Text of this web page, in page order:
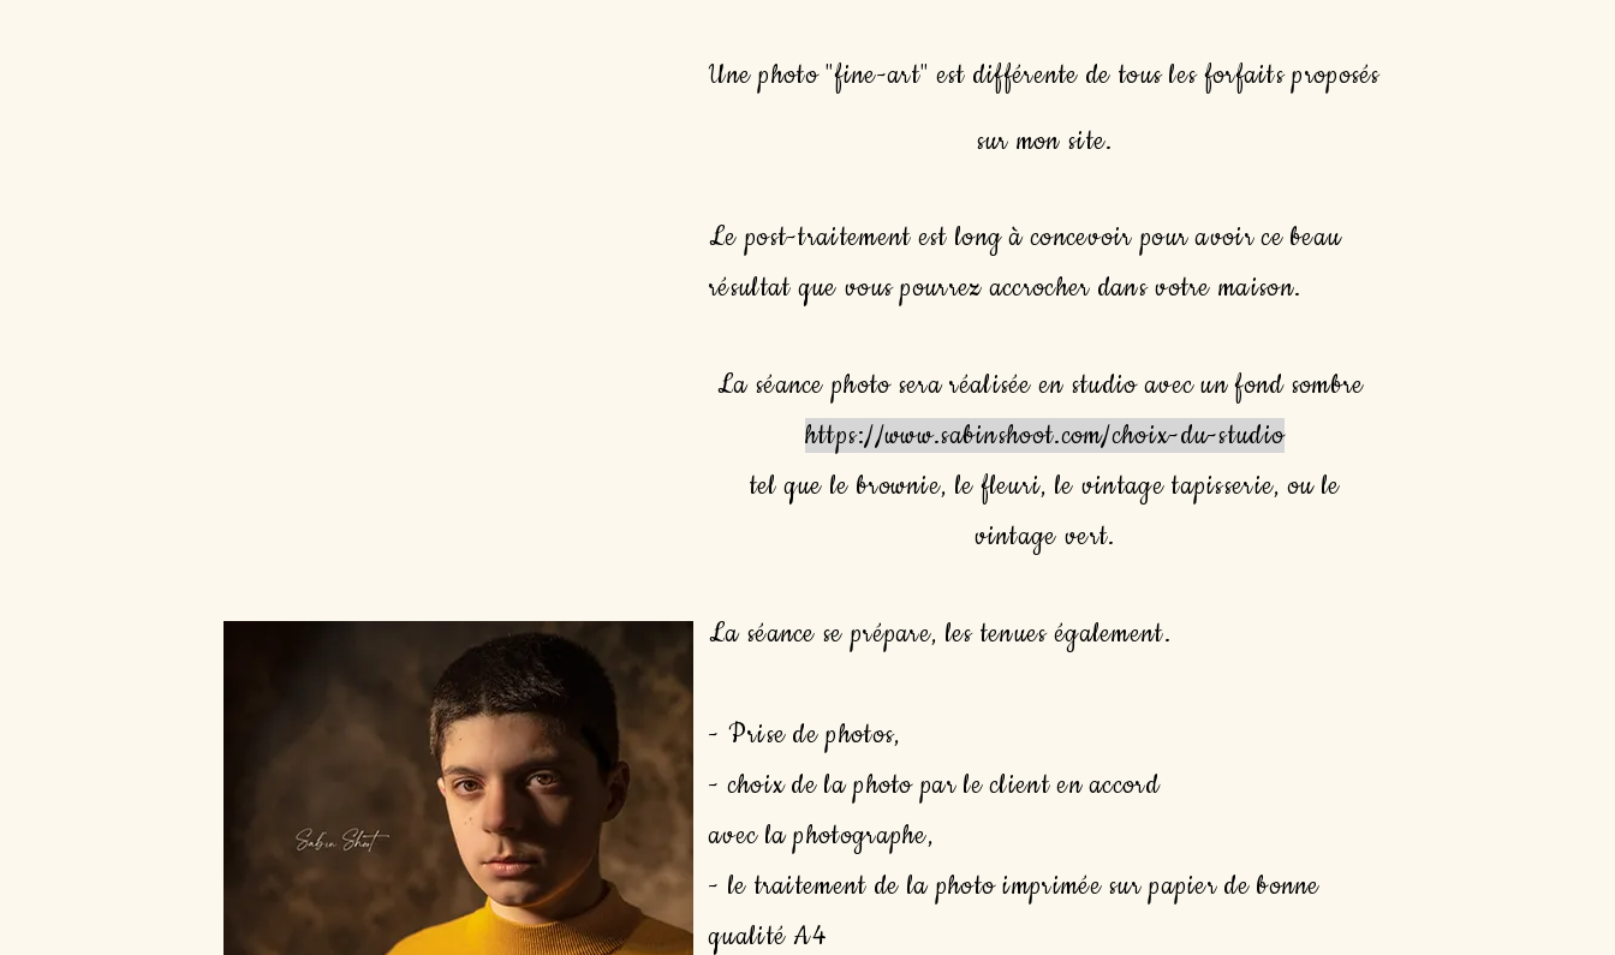
Une photo "fine-art" est différente de tous les forfaits proposés
sur mon site.
Le post-traitement est long à concevoir pour avoir ce beau
résultat que vous pourrez accrocher dans votre maison.
La séance photo sera réalisée en studio avec un fond sombre
https://www.sabinshoot.com/choix-du-studio
tel que le brownie, le fleuri, le vintage tapisserie, ou le
vintage vert.
La séance se prépare, les tenues également.
- Prise de photos,
- choix de la photo par le client en accord
avec laphotographe,
- le traitement de la photo imprimée sur papier de bonne
qualité A4